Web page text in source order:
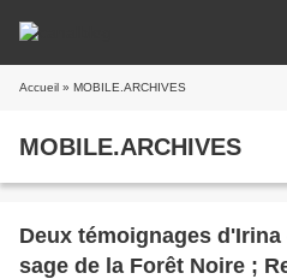
Accueil » MOBILE.ARCHIVES
MOBILE.ARCHIVES
Deux témoignages
sage de la Forêt Noire ;